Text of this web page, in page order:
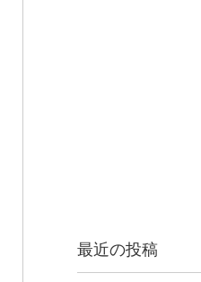
最近の投稿